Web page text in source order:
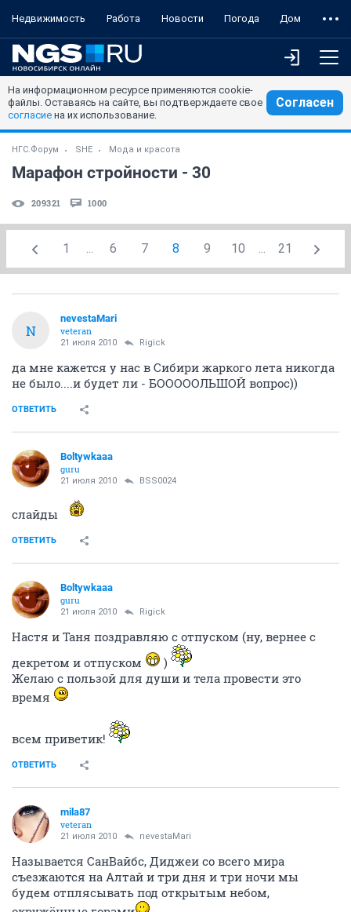
Недвижимость Работа Новости Погода Дом
На информационном ресурсе применяются cookie-
файлы. Оставаясь на сайте, вы подтверждаете свое
согласие на их использование.
Согласен
НГС.Форум SHE Мода и красота
Марафон стройности - 30
209321 1000
1 ... 6 7 8 9 10 ... 21
N
nevestaMari
veteran
21 июля 2010 Rigick
да мне кажется у нас в Сибири жаркого лета никогда
не было....и будет ли - БОООООЛЬШОЙ вопрос))
ОТВЕТИТЬ
Boltywkaaa
guru
21 июля 2010 BSS0024
слайды
ОТВЕТИТЬ
Boltywkaaa
guru
21 июля 2010 Rigick
Настя и Таня поздравляю с отпуском (ну, вернее с
декретом и отпуском
)
Желаю с пользой для души и тела провести это
время
всем приветик!
ОТВЕТИТЬ
mila87
veteran
21 июля 2010 nevestaMari
Называется СанВайбс, Диджеи со всего мира
съезжаются на Алтай и три дня и три ночи мы
будем отплясывать под открытым небом,